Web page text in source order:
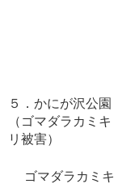
５．かにが沢公園
（ゴマダラカミキ
リ被害）
ゴマダラカミキ